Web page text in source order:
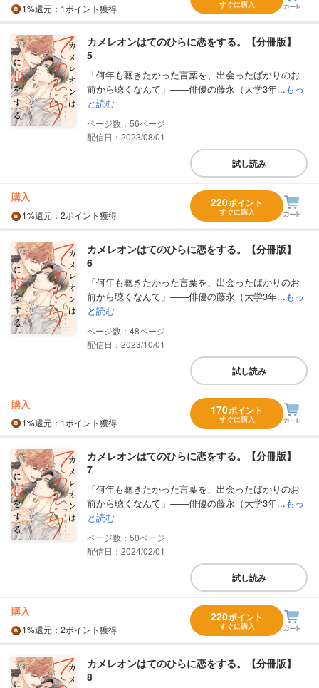
1%還元 ：1ポイント獲得 すぐに購入
カメレオンはてのひらに恋をする。【分冊版】
5
「何年も聴きたかった言葉を、出会ったばかりのお
前から聴くなんて」――俳優の藤永（大学3年...もっ
と読む
56
配信日：2023/08/01
試し読み
購入
1%還元 ：2ポイント獲得
220ポイント
すぐに購入
カメレオンはてのひらに恋をする。【分冊版】
6
「何年も聴きたかった言葉を、出会ったばかりのお
前から聴くなんて」――俳優の藤永（大学3年...もっ
と読む
48
配信日：2023/10/01
試し読み
購入
1%還元 ：1ポイント獲得
170ポイント
すぐに購入
カメレオンはてのひらに恋をする。【分冊版】
7
「何年も聴きたかった言葉を、出会ったばかりのお
前から聴くなんて」――俳優の藤永（大学3年...もっ
と読む
50
配信日：2024/02/01
試し読み
購入
1%還元 ：2ポイント獲得
220ポイント
すぐに購入
カメレオンはてのひらに恋をする。【分冊版】
8